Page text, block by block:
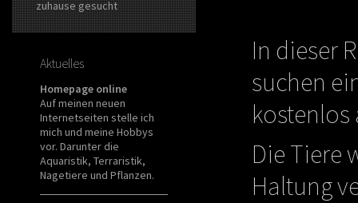
zuhause gesucht
Aktuelles
Homepage online
Auf meinen neuen
Internetseiten stelle ich
mich und meine Hobbys
vor. Darunter die
Aquaristik, Terraristik,
Nagetiere und Pflanzen.
In dieser
suchen
kostenlos
Die Tiere
Haltung